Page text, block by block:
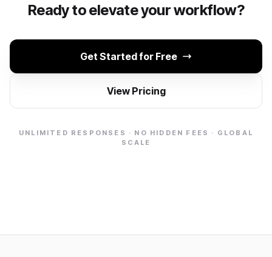
Ready to elevate your workflow?
Get Started for Free
View Pricing
UNLIMITED RESPONSES · NO HIDDEN FEES · GLOBAL
SCALE